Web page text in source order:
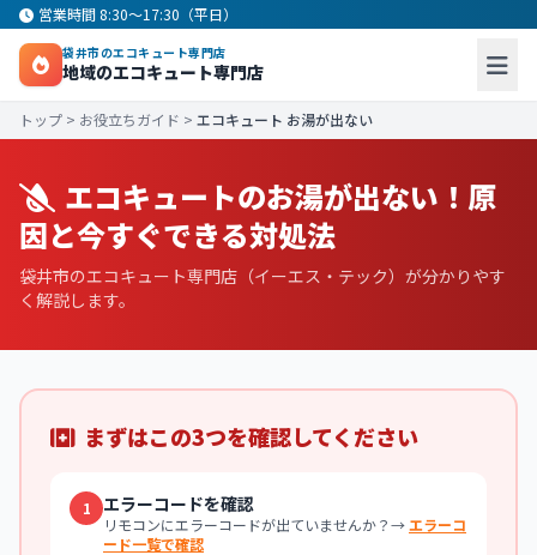
営業時間 8:30〜17:30（平日）
袋井市のエコキュート専門店
地域のエコキュート専門店
トップ > お役立ちガイド > エコキュート お湯が出ない
エコキュートのお湯が出ない！原
因と今すぐできる対処法
袋井市のエコキュート専門店（イーエス・テック）が分かりやす
く解説します。
まずはこの3つを確認してください
1 エラーコードを確認
リモコンにエラーコードが出ていませんか？→エラーコ
ード一覧で確認